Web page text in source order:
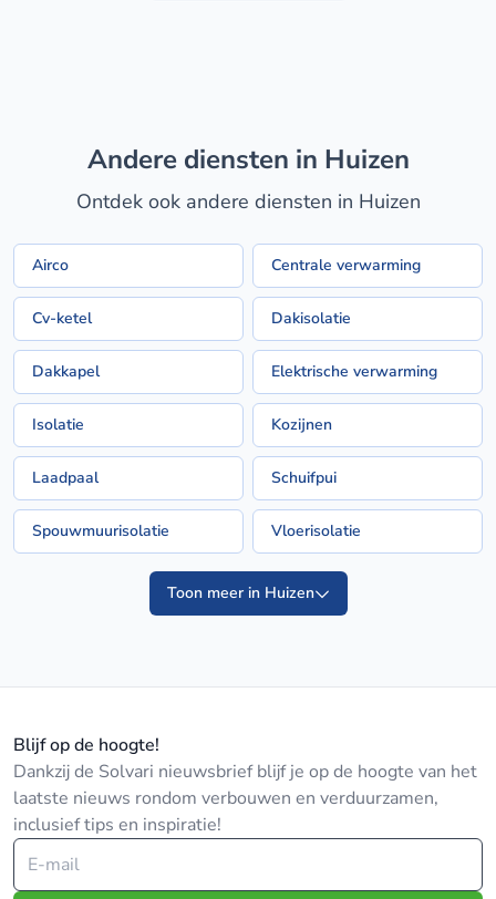
Andere diensten in Huizen
Ontdek ook andere diensten in Huizen
Airco Centrale verwarming
Cv-ketel Dakisolatie
Dakkapel Elektrische verwarming
Isolatie Kozijnen
Laadpaal Schuifpui
Spouwmuurisolatie Vloerisolatie
Toon meer in Huizen
Blijf op de hoogte!
Dankzij de Solvari nieuwsbrief blijf je op de hoogte van het
laatste nieuws rondom verbouwen en verduurzamen,
inclusief tips en inspiratie!